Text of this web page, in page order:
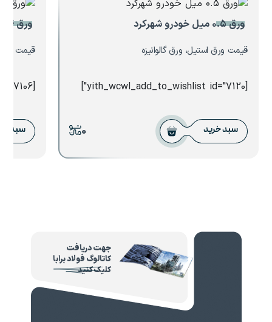
ورق ۰.۵ میل خودرو شهرکرد
قیمت ورق استیل، ورق گالوانیزه
[yith_wcwl_add_to_wishlist id="7120"]
سبد خرید 0
ورق ۴ میل فولاد مبارکه
قیمت
[yith_wcwl_add_to_wishlist id="7106"]
سبد
جهت دریافت
کاتالوگ فولاد برابا
کلیک کنید